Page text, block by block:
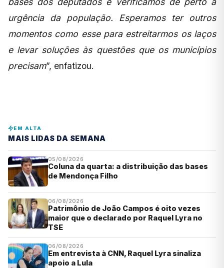
urgência da população. Esperamos ter outros
momentos como esse para estreitarmos os laços
e levar soluções às questões que os municípios
precisam”, enfatizou.
EM ALTA
MAIS LIDAS DA SEMANA
05/08/2026
Coluna da quarta: a distribuição das bases
de Mendonça Filho
06/08/2026
Patrimônio de João Campos é oito vezes
maior que o declarado por Raquel Lyra no
TSE
06/08/2026
Em entrevista à CNN, Raquel Lyra sinaliza
apoio a Lula